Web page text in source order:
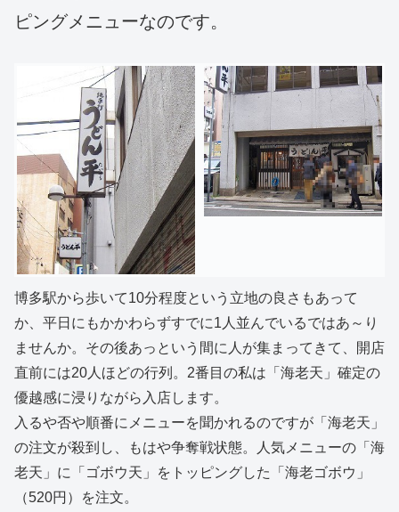
ピングメニューなのです。
博多駅から歩いて10分程度という立地の良さもあって
か、平日にもかかわらずすでに1人並んでいるではあ～り
ませんか。その後あっという間に人が集まってきて、開店
直前には20人ほどの行列。2番目の私は「海老天」確定の
優越感に浸りながら入店します。
入るや否や順番にメニューを聞かれるのですが「海老天」
の注文が殺到し、もはや争奪戦状態。人気メニューの「海
老天」に「ゴボウ天」をトッピングした「海老ゴボウ」
（520円）を注文。